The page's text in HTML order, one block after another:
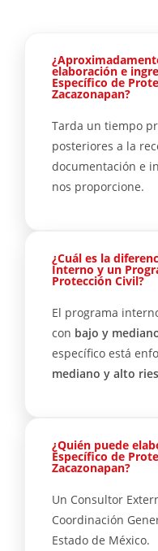
elaboración e
Específico de
Zacazonapan?
Tarda un tiempo
posteriores a la
documentación e
nos proporcione.
¿Cuál es la
Interno y un
Protección Civil?
El programa
con bajo y
específico está
mediano y alto
¿Quién puede
Específico de
Zacazonapan?
Un Consultor
Coordinación
Estado de México.